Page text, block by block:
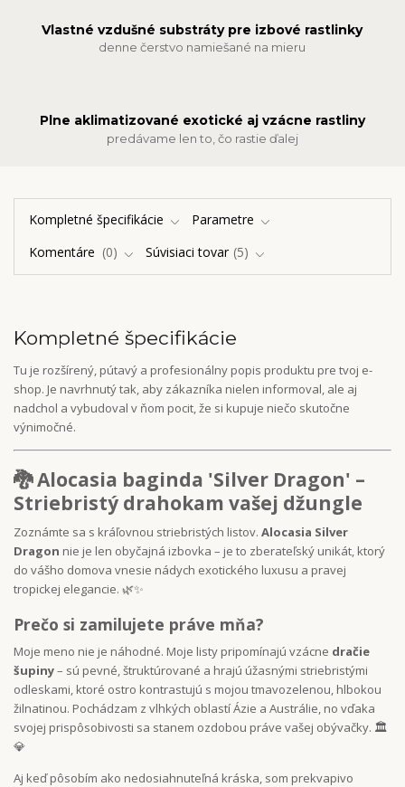
Vlastné vzdušné substráty pre izbové rastlinky
denne čerstvo namiešané na mieru
Plne aklimatizované exotické aj vzácne rastliny
predávame len to, čo rastie ďalej
Kompletné špecifikácie
Parametre
Komentáre
0 Súvisiaci tovar 5
Kompletné špecifikácie
Tu je rozšírený, pútavý a profesionálny popis produktu pre tvoj e-
shop. Je navrhnutý tak, aby zákazníka nielen informoval, ale aj
nadchol a vybudoval v ňom pocit, že si kupuje niečo skutočne
výnimočné.
🐉 Alocasia baginda 'Silver Dragon' –
Striebristý drahokam vašej džungle
Zoznámte sa s kráľovnou striebristých listov. Alocasia Silver
Dragon nie je len obyčajná izbovka – je to zberateľský unikát, ktorý
do vášho domova vnesie nádych exotického luxusu a pravej
tropickej elegancie. 🌿✨
Prečo si zamilujete práve mňa?
Moje meno nie je náhodné. Moje listy pripomínajú vzácne dračie
šupiny– sú pevné, štruktúrované a hrajú úžasnými striebristými
odleskami, ktoré ostro kontrastujú s mojou tmavozelenou, hlbokou
žilnatinou. Pochádzam z vlhkých oblastí Ázie a Austrálie, no vďaka
svojej prispôsobivosti sa stanem ozdobou práve vašej obývačky. 🏛️
💎
Aj keď pôsobím ako nedosiahnuteľná kráska, som prekvapivo